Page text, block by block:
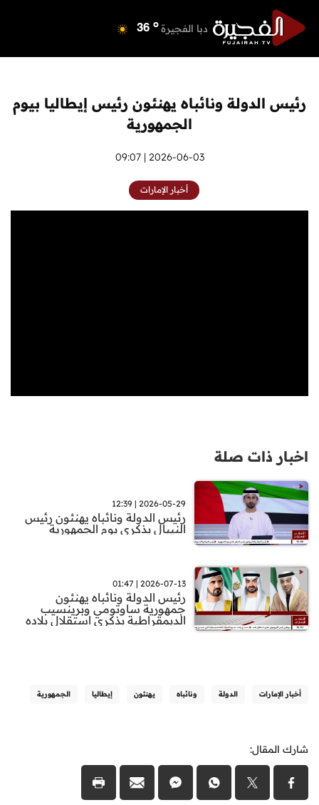
دبا الفجيرة 36 o
أم القيوين 39 o
راس الخيمة 39 o
الفجيرة 35 o
رئيس الدولة ونائباه يهنئون رئيس إيطاليا بيوم
الجمهورية
2026-06-03 | 09:07
أخبار الإمارات
اخبار ذات صلة
2026-05-29 | 12:39
رئيس الدولة ونائباه يهنئون رئيس
النيبال بذكرى يوم الجمهورية
2026-07-13 | 01:47
رئيس الدولة ونائباه يهنئون
جمهورية ساوتومي وبرينسيب
الديمقراطية بذكرى استقلال بلاده
أخبار الإمارات الدولة ونائباه يهنئون إيطاليا الجمهورية
شارك المقال: